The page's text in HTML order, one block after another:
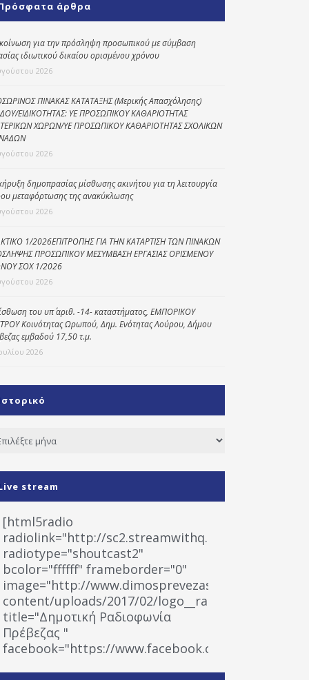
Kοινωνικό
φαρμακείο
Πρόγραμμα
“Βοήθεια στο σπίτι”
Κέντρο Ημερήσιας
Φροντίδας
άρθρα
για την πρόσληψη προσωπικού με σύμβαση
ιδιωτικού δικαίου ορισμένου χρόνου
2026
ΠΙΝΑΚΑΣ ΚΑΤΑΤΑΞΗΣ (Μερικής Απασχόλησης)
ΕΙΔΙΚΟΤΗΤΑΣ: ΥΕ ΠΡΟΣΩΠΙΚΟΥ ΚΑΘΑΡΙΟΤΗΤΑΣ
ΧΩΡΩΝ/ΥΕ ΠΡΟΣΩΠΙΚΟΥ ΚΑΘΑΡΙΟΤΗΤΑΣ ΣΧΟΛΙΚΩΝ
2026
δημοπρασίας μίσθωσης ακινήτου για τη λειτουργία
μεταφόρτωσης της ανακύκλωσης
2026
1/2026ΕΠΙΤΡΟΠΗΣ ΓΙΑ ΤΗΝ ΚΑΤΑΡΤΙΣΗ ΤΩΝ ΠΙΝΑΚΩΝ
ΠΡΟΣΩΠΙΚΟΥ ΜΕΣΥΜΒΑΣΗ ΕΡΓΑΣΙΑΣ ΟΡΙΣΜΕΝΟΥ
ΣΟΧ 1/2026
2026
του υπ΄ αριθ. -14- καταστήματος, ΕΜΠΟΡΙΚΟΥ
Κοινότητας Ωρωπού, Δημ. Ενότητας Λούρου, Δήμου
εμβαδού 17,50 τ.μ.
2026
stream
[html5radio
radiolink="http://sc2.streamwithq.com:8028/
radiotype="shoutcast2"
bcolor="ffffff" frameborder="0"
image="http://www.dimosprevezas.gr/wp-
content/uploads/2017/02/logo__radiofonias.jpg"
title="Δημοτική Ραδιοφωνία
Πρέβεζας "
facebook="https://www.facebook.com/